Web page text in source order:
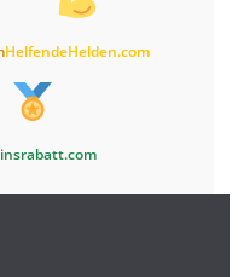
HelfendeHelden.com